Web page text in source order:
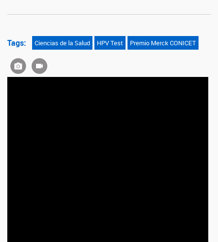
Tags: Ciencias de la Salud HPV Test Premio Merck CONICET